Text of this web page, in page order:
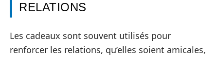
RELATIONS
Les cadeaux sont souvent utilisés pour
renforcer les relations, qu’elles soient amicales,